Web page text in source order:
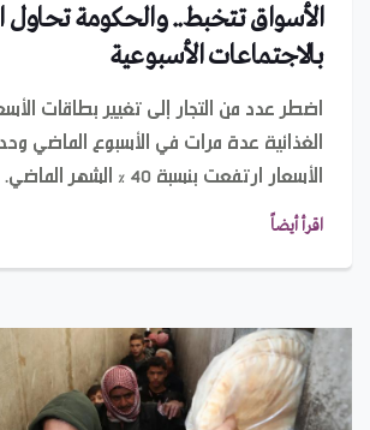
الأسواق تتخبط.. والحكومة تحاول
بالاجتماعات الأسبوعية
اضطر عدد من التجار إلى تغيير بطاقات
الغذائية عدة مرات في الأسبوع الماضي
الأسعار ارتفعت بنسبة 40 % الشهر الماضي.
اقرأ أيضاً